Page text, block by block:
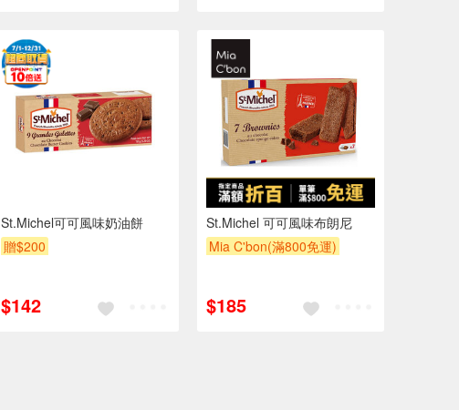
St.Michel可可風味奶油餅
贈$200
$142
St.Michel 可可風味布朗尼
Mia C'bon(滿800免運)
$185